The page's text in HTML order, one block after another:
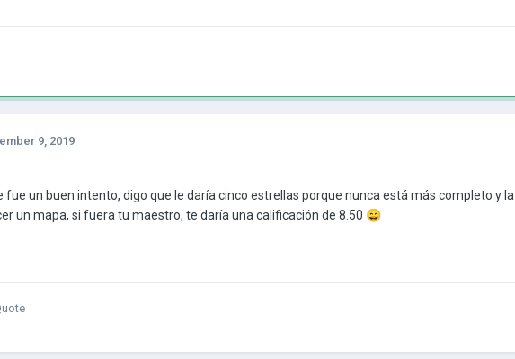
9, 2019
fue un buen intento, digo que le daría cinco estrellas porque nunca está más completo y
un mapa, si fuera tu maestro, te daría una calificación de 8.50 😄